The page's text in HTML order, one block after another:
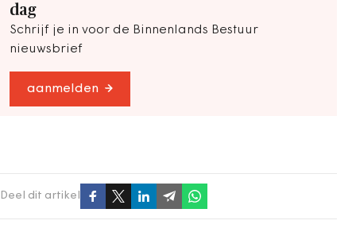
dag
Schrijf je in voor de Binnenlands Bestuur
nieuwsbrief
aanmelden
Deel dit artikel